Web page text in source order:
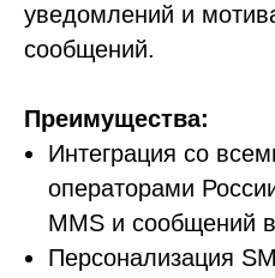
уведомлений и
сообщений.
Преимущества:
Интеграция со
операторами
MMS и сообщений
Персонализация